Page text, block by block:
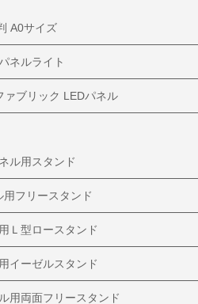
A0サイズ
ネルライト
ァブリック LEDパネル
ル用スタンド
用フリースタンド
Ｌ型ロースタンド
イーゼルスタンド
用両面フリースタンド